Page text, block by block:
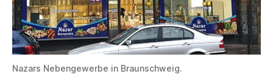
Nazars Nebengewerbe in Braunschweig.